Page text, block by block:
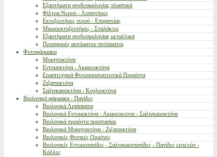
Εξαρτήματα συνδεσμολογίας πλαστικά
Φίλτρα Νερού - Λιπαντήρες
Εκτοξευτήρες νερού - Επιφανείας
Μικροεκτοξευτήρες - Σταλάκτες
Εξαρτήματα συνδεσμολογίας μεταλλικά
Προσφορές αυτόματου ποτίσματος
Φυτοφάρμακα
Μυκητοκτόνα
Εντομοκτόνα - Ακαρεοκτόνα
Ερασιτεχνικά Φυτοπροστατευτικά Προιόντα
Ζιζανιοκτόνα
Σαλιγκαροκτόνα - Κοχλιοκτόνα
Βιολογικά φάρμακα - Παγίδες
Βιολογικά Λιπάσματα
Βιολογικά Εντομοκτόνα - Ακαρεοκτόνα - Σαλιγκαροκτόνα
Βιολογικά προιόντα προστασίας
Βιολογικά Μυκητοκτόνα - Ζιζανιοκτόνα
Βιολογικές Φυτικές Ορμόνες
Βιολογικές Εντομοπαγίδες - Σαλιγκαροπαγίδες - Παγίδες ερπετών -
Κόλλες